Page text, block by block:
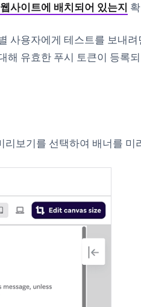
사이트에 배치되어 있는지
사용자에게 테스트를 보내
해 유효한 푸시 토큰이 등록
리보기를 선택하여 배너를 미